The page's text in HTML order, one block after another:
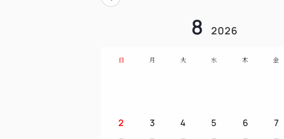
8 2026
日 月 火 水 木 金
2 3 4 5 6 7